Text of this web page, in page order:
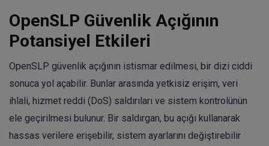
OpenSLP Güvenlik Açığının
Potansiyel Etkileri
OpenSLP güvenlik açığının istismar edilmesi, bir dizi ciddi
sonuca yol açabilir. Bunlar arasında yetkisiz erişim, veri
ihlali, hizmet reddi (DoS) saldırıları ve sistem kontrolünün
ele geçirilmesi bulunur. Bir saldırgan, bu açığı kullanarak
hassas verilere erişebilir, sistem ayarlarını değiştirebilir